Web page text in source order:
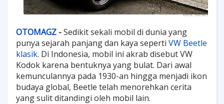
OTOMAGZ -Sedikit sekali mobil di dunia yang
punya sejarah panjang dan kaya seperti VW Beetle
klasik. Di Indonesia, mobil ini akrab disebut VW
Kodok karena bentuknya yang bulat. Dari awal
kemunculannya pada 1930-an hingga menjadi ikon
budaya global, Beetle telah menorehkan cerita
yang sulit ditandingi oleh mobil lain.